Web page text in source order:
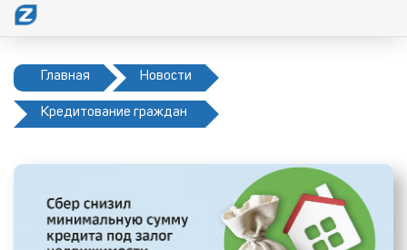
Главная Новости
Кредитование граждан